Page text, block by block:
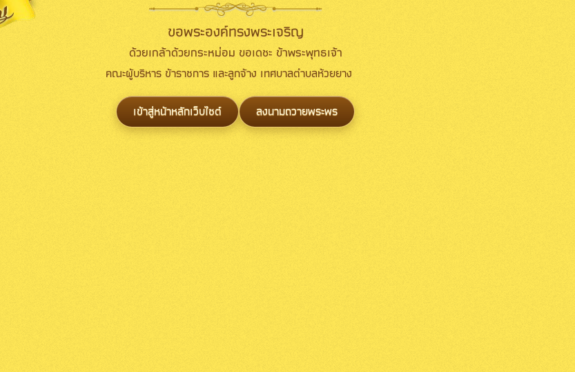
คณะผู้บริหาร ข้าราชการ และลูกจ้าง เทศบาลตำบลห้วยยาง
ขอพระองค์ทรงพระเจริญ
ด้วยเกล้าด้วยกระหม่อม ขอเดชะ ข้าพระพุทธเจ้า
เข้าสู่หน้าหลักเว็บไซต์ ลงนามถวายพระพร